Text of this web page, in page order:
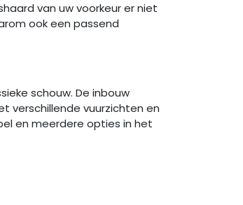
van uw voorkeur er niet
ook een passend
schouw. De inbouw
verschillende vuurzichten en
en meerdere opties in het